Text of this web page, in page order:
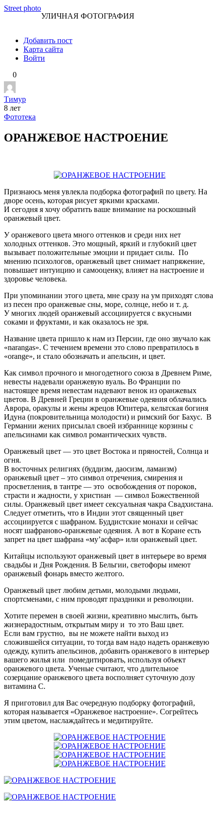
Перейти
Street photo
УЛИЧНАЯ ФОТОГРАФИЯ
Добавить пост
Карта сайта
Войти
0
Тимур
8 лет
Фототека
ОРАНЖЕВОЕ НАСТРОЕНИЕ
Признаюсь меня увлекла подборка фотографий по цвету. На
дворе осень, которая рисует яркими красками.
И сегодня я хочу обратить ваше внимание на роскошный
оранжевый цвет.
У оранжевого цвета много оттенков и среди них нет
холодных оттенков. Это мощный, яркий и глубокий цвет
вызывает положительные эмоции и придает силы. По
мнению психологов, оранжевый цвет снимает напряжение,
повышает интуицию и самооценку, влияет на настроение и
здоровье человека.
При упоминании этого цвета, мне сразу на ум приходят слова
из песен про оранжевые сны, море, солнце, небо и т. д.
У многих людей оранжевый ассоциируется с вкусными
соками и фруктами, и как оказалось не зря.
Название цвета пришло к нам из Персии, где оно звучало как
«narangas». С течением времени это слово превратилось в
«оrange», и стало обозначать и апельсин, и цвет.
Как символ прочного и многодетного союза в Древнем Риме,
невесты надевали оранжевую вуаль. Во Франции по
настоящее время невестам надевают венок из оранжевых
цветов. В Древней Греции в оранжевые одеяния облачались
Аврора, оракулы и жены жрецов Юпитера, кельтская богиня
Идуна (покровительница молодости) и римский бог Бахус. В
Германии жених присылал своей избраннице корзины с
апельсинами как символ романтических чувств.
Оранжевый цвет — это цвет Востока и пряностей, Солнца и
огня.
В восточных религиях (буддизм, даосизм, ламаизм)
оранжевый цвет – это символ отречения, смирения и
просветления, в тантре — это освобождения от пороков,
страсти и жадности, у христиан — символ Божественной
силы. Оранжевый цвет имеет сексуальная чакра Свадхистана.
Следует отметить, что в Индии этот священный цвет
ассоциируется с шафраном. Буддистские монахи и сейчас
носят шафраново-оранжевые одеяния. А вот в Коране есть
запрет на цвет шафрана «му’асфар» или оранжевый цвет.
Китайцы используют оранжевый цвет в интерьере во время
свадьбы и Дня Рождения. В Бельгии, светофоры имеют
оранжевый фонарь вместо желтого.
Оранжевый цвет любим детьми, молодыми людьми,
спортсменами, с ним проводят праздники и революции.
Хотите перемен в своей жизни, креативно мыслить, быть
жизнерадостным, открытым миру и то это Ваш цвет.
Если вам грустно, вы не можете найти выход из
сложившейся ситуации, то тогда вам надо надеть оранжевую
одежду, купить апельсинов, добавить оранжевого в интерьер
вашего жилья или помедитировать, используя объект
оранжевого цвета. Ученые считают, что длительное
созерцание оранжевого цвета восполняет суточную дозу
витамина С.
Я приготовил для Вас очередную подборку фотографий,
которая называется «Оранжевое настроение». Согрейтесь
этим цветом, наслаждайтесь и медитируйте.